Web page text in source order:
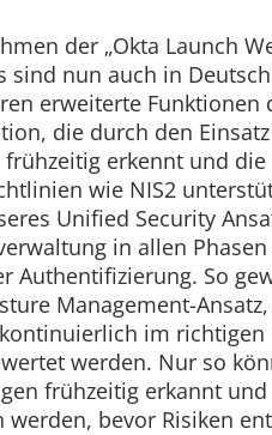
der „Okta Launch
sind nun auch in
erweiterte Funktionen
die durch den
frühzeitig erkennt und die
wie NIS2
Unified Security
in allen Phasen
Authentifizierung. So
Management-
im richtigen
werden. Nur so
frühzeitig erkannt und
bevor Risiken